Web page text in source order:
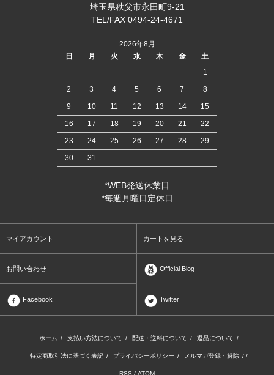
埼玉県秩父市永田町9-21
TEL/FAX 0494-24-4671
2026年8月
日
月 火 水 木 金
土
1
2
3 4 5 6 7
8
9
10 11 12 13 14
15
16
17 18 19 20 21
22
23
24 25 26 27 28
29
30
31
*WEB発送休業日
*毎週月曜日定休日
マイアカウント カートを見る
お問い合わせ Official Blog
Facebook Twitter
ホーム / 支払い方法について / 配送・送料について / 返品について /
特定商取引法に基づく表記 / プライバシーポリシー / メルマガ登録・解除 / /
RSS / ATOM